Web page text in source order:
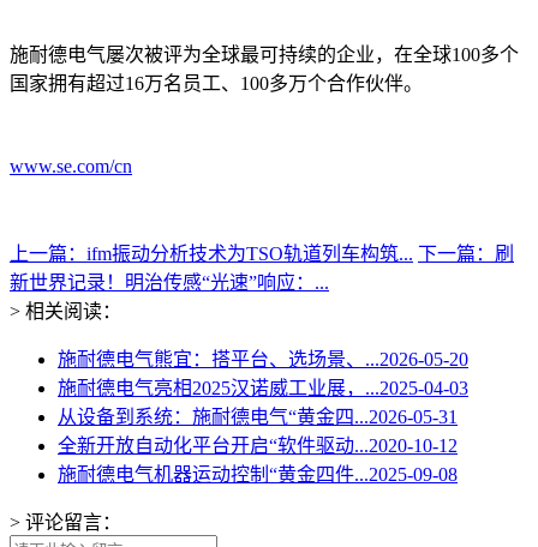
施耐德电气屡次被评为全球最可持续的企业，在全球100多个
国家拥有超过16万名员工、100多万个合作伙伴。
www.se.com/cn
上一篇：ifm振动分析技术为TSO轨道列车构筑... 下一篇：刷
新世界记录！明治传感“光速”响应：...
> 相关阅读：
施耐德电气熊宜：搭平台、选场景、...2026-05-20
施耐德电气亮相2025汉诺威工业展，...2025-04-03
从设备到系统：施耐德电气“黄金四...2026-05-31
全新开放自动化平台开启“软件驱动...2020-10-12
施耐德电气机器运动控制“黄金四件...2025-09-08
> 评论留言：